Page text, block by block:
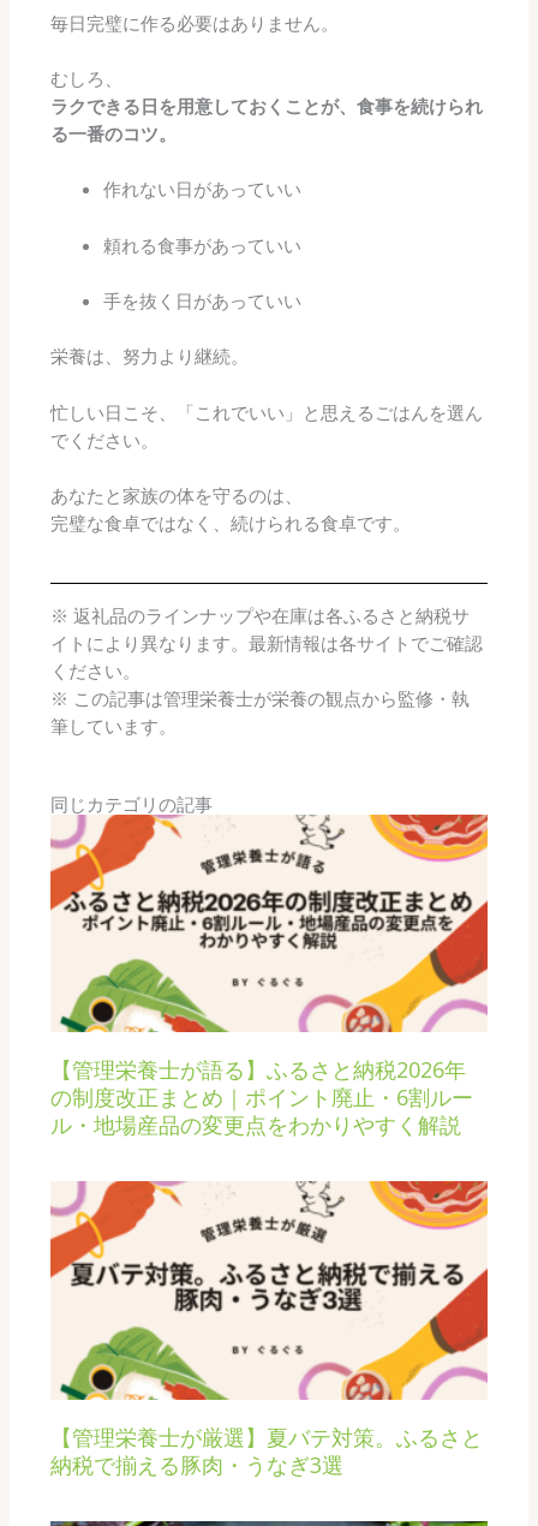
毎日完璧に作る必要はありません。
むしろ、
ラクできる日を用意しておくことが、食事を続けられ
る一番のコツ。
作れない日があっていい
頼れる食事があっていい
手を抜く日があっていい
栄養は、努力より継続。
忙しい日こそ、「これでいい」と思えるごはんを選ん
でください。
あなたと家族の体を守るのは、
完璧な食卓ではなく、続けられる食卓です。
※ 返礼品のラインナップや在庫は各ふるさと納税サ
イトにより異なります。最新情報は各サイトでご確認
ください。
※ この記事は管理栄養士が栄養の観点から監修・執
筆しています。
同じカテゴリの記事
【管理栄養士が語る】ふるさと納税2026年
の制度改正まとめ｜ポイント廃止・6割ルー
ル・地場産品の変更点をわかりやすく解説
【管理栄養士が厳選】夏バテ対策。ふるさと
納税で揃える豚肉・うなぎ3選